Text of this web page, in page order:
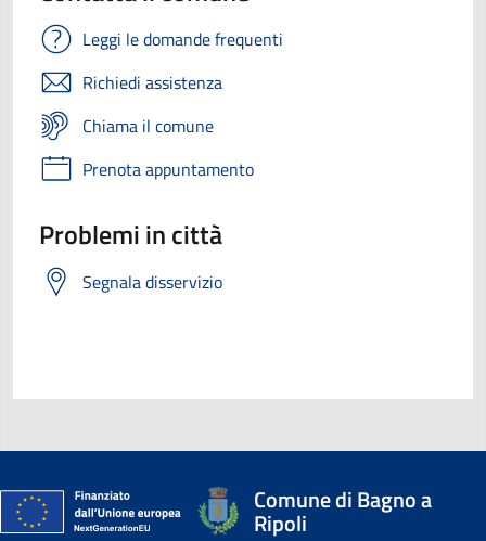
Leggi le domande frequenti
Richiedi assistenza
Chiama il comune
Prenota appuntamento
Problemi in città
Segnala disservizio
Comune di Bagno a
Ripoli